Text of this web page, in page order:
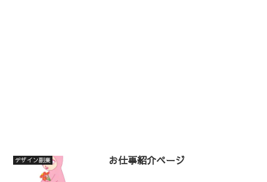
デザイン副業 お仕事紹介ページ